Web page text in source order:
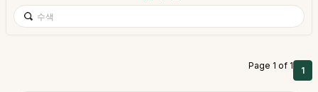
Page 1 of 1 1